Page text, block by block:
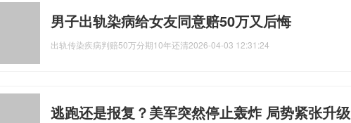
男子出轨染病给女友同意赔50万又后悔
出轨传染疾病判赔50万分期10年还清2026-04-03 12:31:24
逃跑还是报复？美军突然停止轰炸 局势紧张升级